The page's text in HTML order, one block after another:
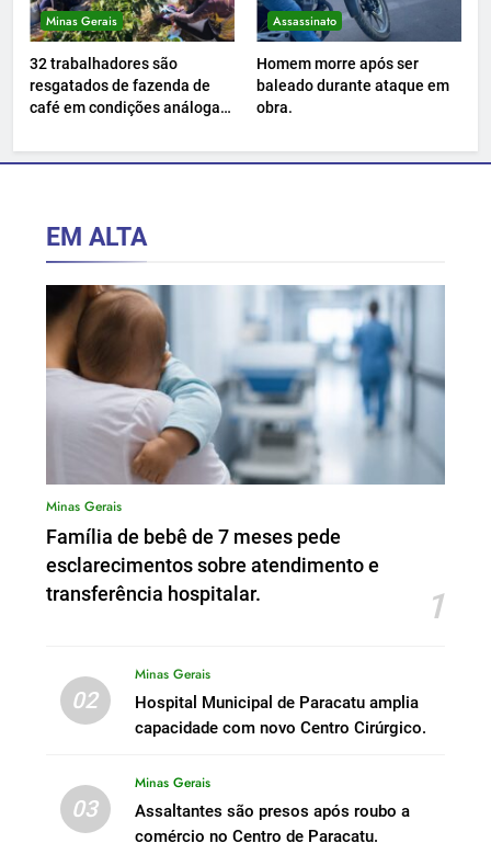
Minas Gerais
32 trabalhadores são
resgatados de fazenda de
café em condições análogas
Assassinato
Homem morre após ser
baleado durante ataque em
obra.
EM ALTA
Minas Gerais
Família de bebê de 7 meses pede
esclarecimentos sobre atendimento e
transferência hospitalar.
1
02
Minas Gerais
Hospital Municipal de Paracatu amplia
capacidade com novo Centro Cirúrgico.
03
Minas Gerais
Assaltantes são presos após roubo a
comércio no Centro de Paracatu.